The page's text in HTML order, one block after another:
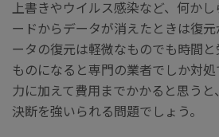
上書きやウイルス感染など、何か
ードからデータが消えたときは復
ータの復元は軽微なものでも時間
ものになると専門の業者でしか対
力に加えて費用までかかると思う
決断を強いられる問題でしょう。